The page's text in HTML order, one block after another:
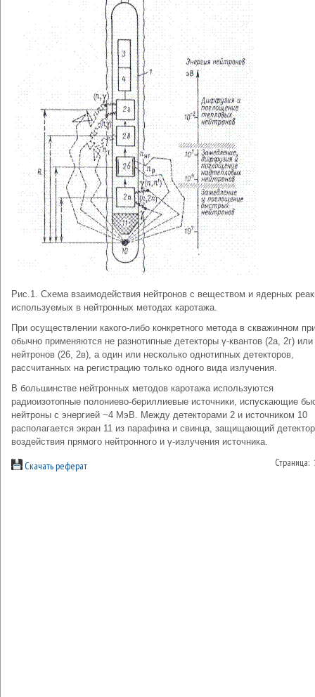
Рис.1. Схема взаимодействия нейтронов с веществом и ядерных
используемых в нейтронных методах каротажа.
При осуществлении какого-либо конкретного метода в скважинном
обычно применяются не разнотипные детекторы γ-квантов (2а, 2г) или
нейтронов (26, 2в), а один или несколько однотипных детекторов,
рассчитанных на регистрацию только одного вида излучения.
В большинстве нейтронных методов каротажа используются
радиоизотопные полониево-бериллиевые источники, испускающие
нейтроны с энергией ~4 МэВ. Между детекторами 2 и источником 10
располагается экран 11 из парафина и свинца, защищающий
воздействия прямого нейтронного и γ-излучения источника.
Скачать реферат